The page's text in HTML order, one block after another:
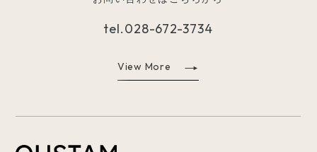
tel.028-672-3734
View More